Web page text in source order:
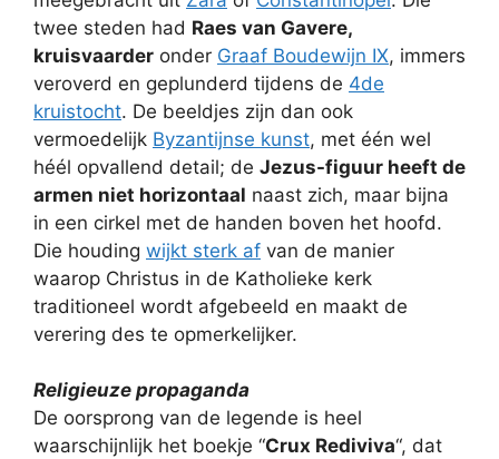
twee steden had Raes van Gavere,
kruisvaarder onder Graaf Boudewijn IX, immers
veroverd en geplunderd tijdens de 4de
kruistocht. De beeldjes zijn dan ook
vermoedelijk Byzantijnse kunst, met één wel
héél opvallend detail; de Jezus-figuur heeft de
armen niet horizontaal naast zich, maar bijna
in een cirkel met de handen boven het hoofd.
Die houding wijkt sterk af van de manier
waarop Christus in de Katholieke kerk
traditioneel wordt afgebeeld en maakt de
verering des te opmerkelijker.
Religieuze propaganda
De oorsprong van de legende is heel
waarschijnlijk het boekje “Crux Rediviva“, dat